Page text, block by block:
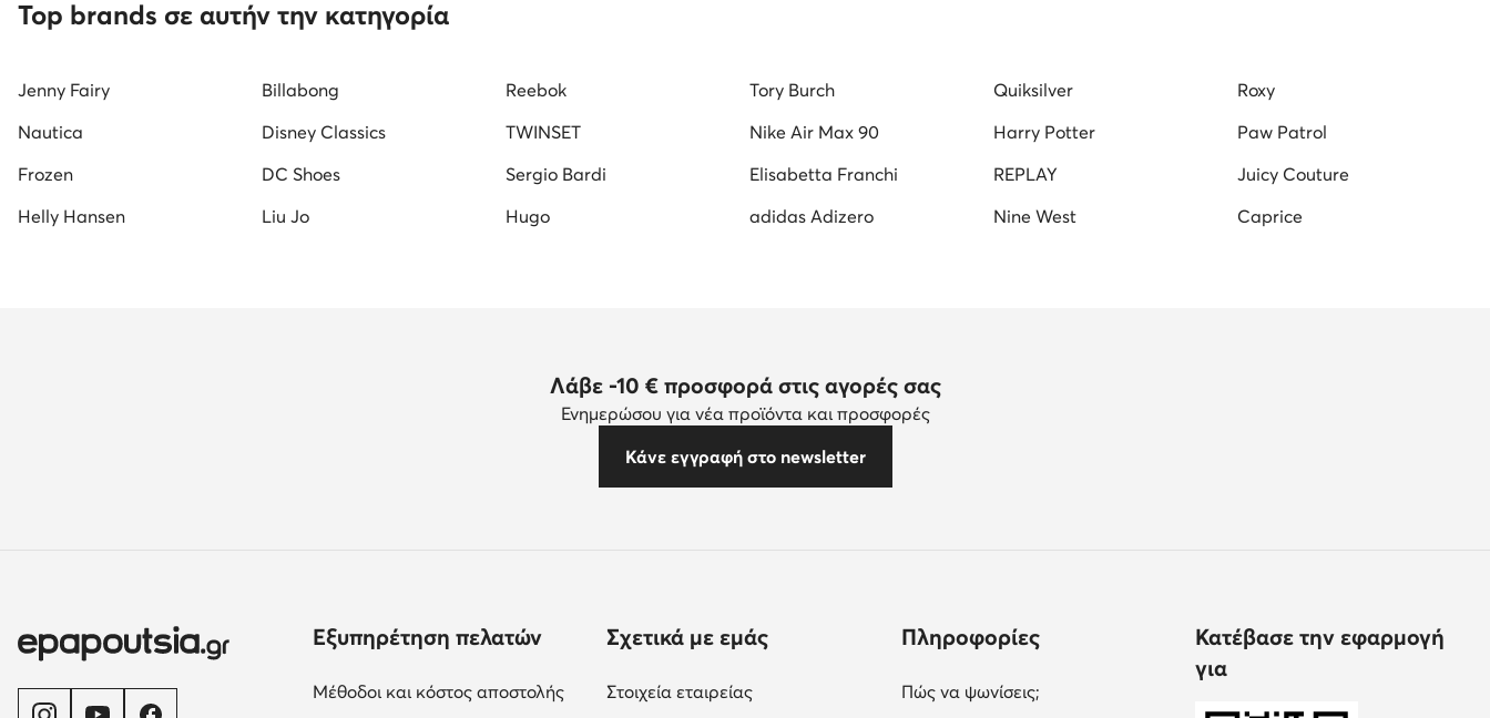
Γυναικείες Σαγιονάρες
Λευκά Αθλητικά για Αγόρια Παιδικά Μποτάκια για Κορίτσια
Top brands σε αυτήν την κατηγορία
Jenny Fairy Billabong Reebok Tory Burch Quiksilver
Roxy
Nautica
Disney Classics TWINSET Nike Air Max 90 Harry Potter
Paw Patrol
Frozen
DC Shoes Sergio Bardi Elisabetta Franchi REPLAY
Juicy Couture
Helly Hansen
Liu Jo Hugo adidas Adizero Nine West Caprice
Λάβε -10 € προσφορά στις αγορές σας
Ενημερώσου για νέα προϊόντα και προσφορές
Κάνε εγγραφή στο newsletter
Εξυπηρέτηση πελατών
Μέθοδοι και κόστος αποστολής
Σχετικά με εμάς
Στοιχεία εταιρείας
Πληροφορίες
Πώς να ψωνίσεις;
Κατέβασε την εφαρμογή
για